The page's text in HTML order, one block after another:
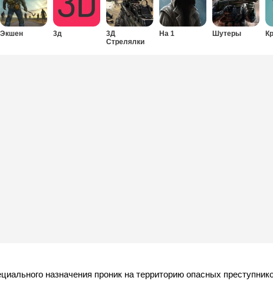
Экшен 3д
3Д
Стрелялки
На 1 Шутеры
назначения проник на территорию опасных